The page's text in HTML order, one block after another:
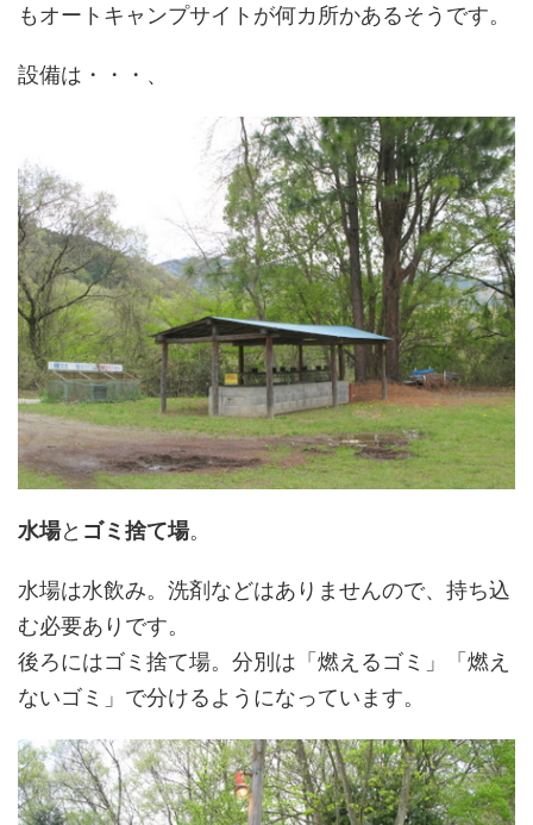
もオートキャンプサイトが何カ所かあるそうです。
設備は・・・、
水場と ゴミ捨て場。
水場は水飲み。洗剤などはありませんので、持ち込
む必要ありです。
後ろにはゴミ捨て場。分別は「燃えるゴミ」「燃え
ないゴミ」で分けるようになっています。